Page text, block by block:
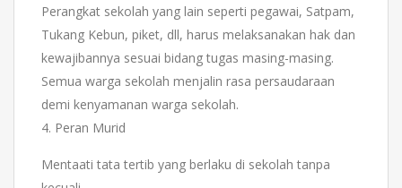
Perangkat sekolah yang lain seperti pegawai, Satpam,
Tukang Kebun, piket, dll, harus melaksanakan hak dan
kewajibannya sesuai bidang tugas masing-masing.
Semua warga sekolah menjalin rasa persaudaraan
demi kenyamanan warga sekolah.
4. Peran Murid
Mentaati tata tertib yang berlaku di sekolah tanpa